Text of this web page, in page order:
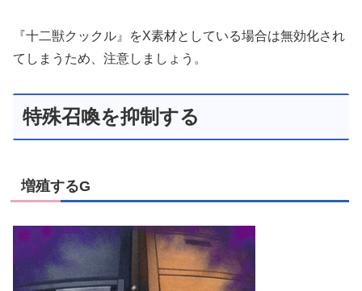
『十二獣クックル』をX素材としている場合は無効化され
てしまうため、注意しましょう。
特殊召喚を抑制する
増殖するG